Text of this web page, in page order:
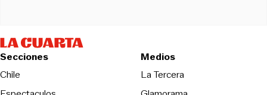
Secciones
Chile
Medios
La TerceraOpens in new